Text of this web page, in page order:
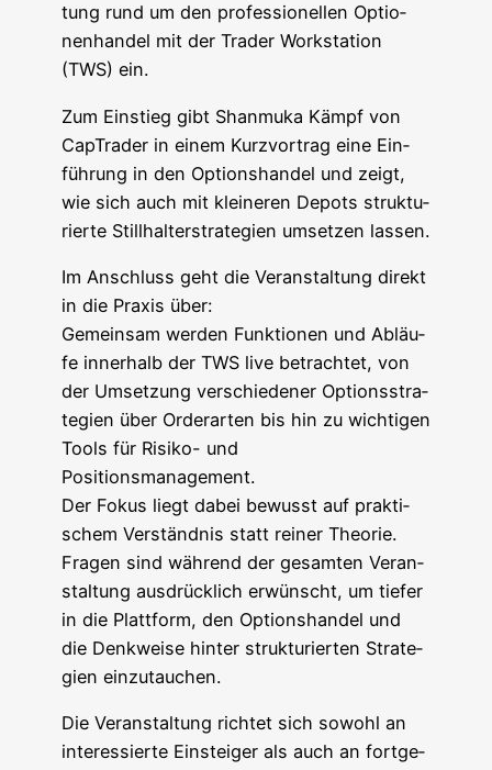
tung rund um den pro­fes­sio­nel­len Optio­
nen­han­del mit der Trader Work­sta­tion
(TWS) ein.
Zum Ein­stieg gibt Shan­mu­ka Kämpf von
Cap­Trader in einem Kurz­vor­trag eine Ein­
füh­rung in den Opti­ons­han­del und zeigt,
wie sich auch mit klei­ne­ren Depots struk­tu­
rier­te Still­hal­ter­stra­te­gien umset­zen lassen.
Im Anschluss geht die Ver­an­stal­tung direkt
in die Pra­xis über:
Gemein­sam wer­den Funk­tio­nen und Abläu­
fe inner­halb der TWS live betrach­tet, von
der Umset­zung ver­schie­de­ner Opti­ons­stra­
te­gien über Order­ar­ten bis hin zu wich­ti­gen
Tools für Risi­ko- und
Positionsmanagement.
Der Fokus liegt dabei bewusst auf prak­ti­
schem Ver­ständ­nis statt rei­ner Theo­rie.
Fra­gen sind wäh­rend der gesam­ten Ver­an­
stal­tung aus­drück­lich erwünscht, um tie­fer
in die Platt­form, den Opti­ons­han­del und
die Denk­wei­se hin­ter struk­tu­rier­ten Stra­te­
gien einzutauchen.
Die Ver­an­stal­tung rich­tet sich sowohl an
inter­es­sier­te Ein­stei­ger als auch an fort­ge­